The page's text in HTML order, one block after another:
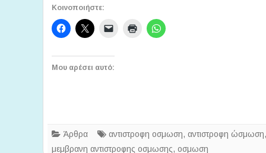
Κοινοποιήστε:
Μου αρέσει αυτό:
Άρθρα αντιστροφη οσμωση, αντιστροφη ώσμωση,
μεμβρανη αντιστροφης οσμωσης, οσμωση